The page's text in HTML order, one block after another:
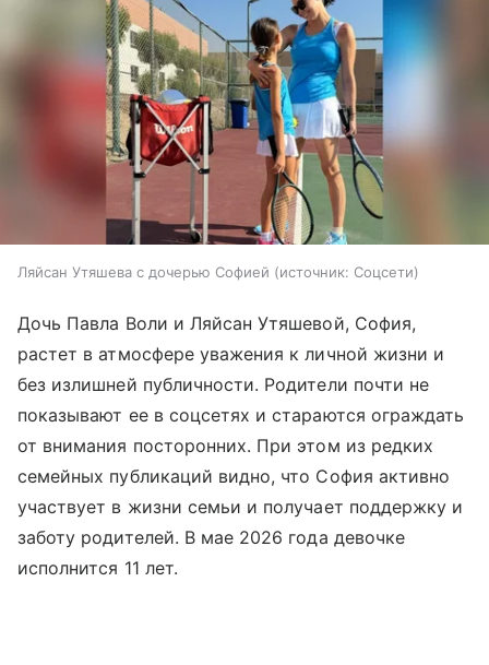
Ляйсан Утяшева с дочерью Софией источник: Соцсети
Дочь Павла Воли и Ляйсан Утяшевой, София,
растет в атмосфере уважения к личной жизни и
без излишней публичности. Родители почти не
показывают ее в соцсетях и стараются ограждать
от внимания посторонних. При этом из редких
семейных публикаций видно, что София активно
участвует в жизни семьи и получает поддержку и
заботу родителей. В мае 2026 года девочке
исполнится 11 лет.